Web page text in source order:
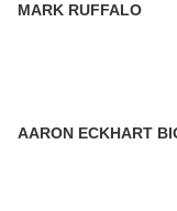
MARK RUFFALO
AARON ECKHART